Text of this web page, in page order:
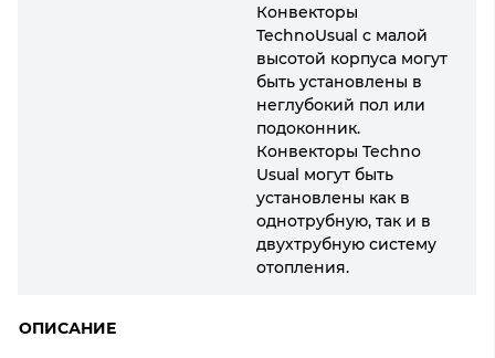
Конвекторы
TechnoUsual с малой
высотой корпуса могут
быть установлены в
неглубокий пол или
подоконник.
Конвекторы Techno
Usual могут быть
установлены как в
однотрубную, так и в
двухтрубную систему
отопления.
ОПИСАНИЕ